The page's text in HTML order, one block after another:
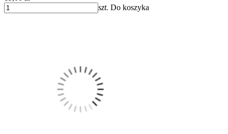
szt. Do koszyka